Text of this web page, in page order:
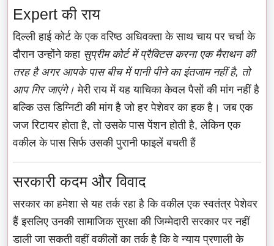
Expert की राय
दिल्ली हाई कोर्ट के एक वरिष्ठ अधिवक्ता के साथ चाय पर चर्चा के
दौरान उन्होंने कहा सुप्रीम कोर्ट में प्रैक्टिस करना एक मैराथन की
तरह है अगर आपके पास बीच में पानी पीने का इंतजाम नहीं है, तो
आप गिर जाएंगे। मेरी राय में यह याचिका केवल पैसों की मांग नहीं है
बल्कि उस डिग्निटी की मांग है जो हर पेशेवर का हक है। जब एक
जज रिटायर होता है, तो उसके पास पेंशन होती है, लेकिन एक
वकील के पास सिर्फ उसकी पुरानी फाइलें बचती हैं
सरकारी कदम और विवाद
सरकार का हमेशा से यह तर्क रहा है कि वकील एक स्वतंत्र पेशेवर
हैं इसलिए उनकी सामाजिक सुरक्षा की जिम्मेदारी सरकार पर नहीं
डाली जा सकती वहीं वकीलों का तर्क है कि वे न्याय प्रणाली के